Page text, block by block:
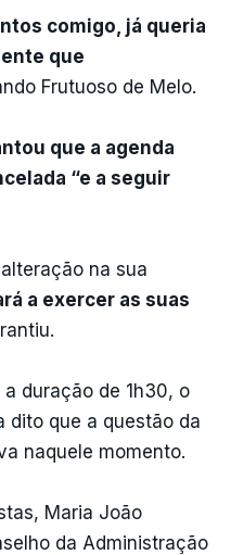
comigo, já queria
que
Frutuoso de Melo.
que a agenda
“e a seguir
na sua
a exercer as suas
duração de 1h30, o
dito que a questão da
naquele momento.
Maria João
da Administração